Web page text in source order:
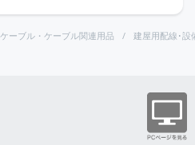
ケーブル・ケーブル関連用品 建屋用配線･設